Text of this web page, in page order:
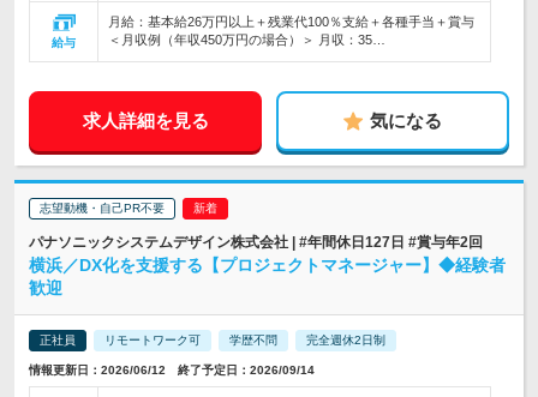
給与
月給：基本給26万円以上＋残業代100％支給＋各種手当＋賞与
＜月収例（年収450万円の場合）＞ 月収：35…
求人詳細を見る 気になる
志望動機・自己PR不要
パナソニックシステムデザイン株式会社 | #年間休日127日 #賞与年2回
横浜／DX化を支援する【プロジェクトマネージャー】◆経験者
歓迎
正社員 リモートワーク可 学歴不問 完全週休2日制
情報更新日：2026/06/12 終了予定日：2026/09/14